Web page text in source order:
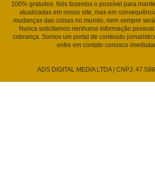
100% gratuitos. Nós fazemos o possível para
atualizadas em nosso site, mas em
mudanças das coisas no mundo, nem sempre
Nunca solicitamos nenhuma informação
cobrança. Somos um portal de conteúdo
entre em contato conosco
ADS DIGITAL MEDIA LTDA | CNPJ: